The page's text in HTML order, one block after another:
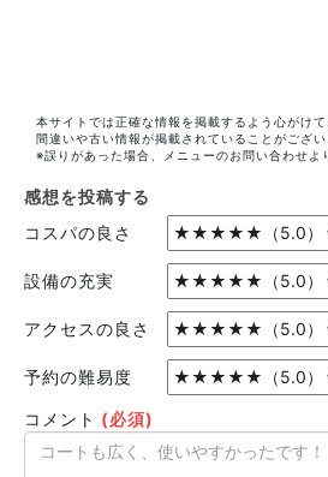
本サイトでは正確な情報を掲載するよう心がけて
間違いや古い情報が掲載されていることがござい
※誤りがあった場合、メニューのお問い合わせよ
感想を投稿する
コスパの良さ
設備の充実
アクセスの良さ
予約の難易度
コメント (必須)